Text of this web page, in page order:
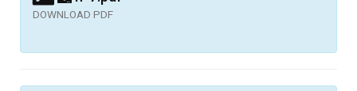
DOWNLOAD PDF